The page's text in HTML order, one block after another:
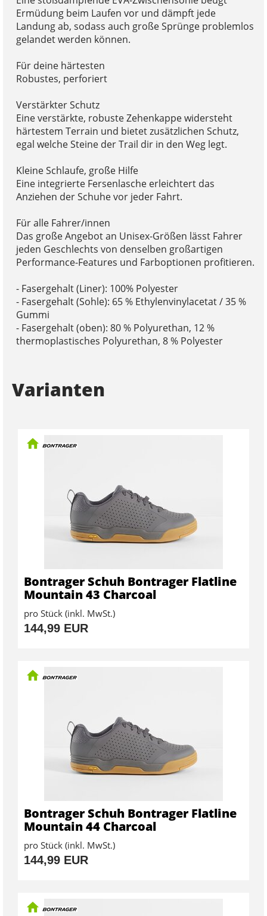
Ermüdung beim Laufen vor und dämpft jede
Landung ab, sodass auch große Sprünge problemlos
gelandet werden können.
Für deine härtesten
Robustes, perforiert
Verstärkter Schutz
Eine verstärkte, robuste Zehenkappe widersteht
härtestem Terrain und bietet zusätzlichen Schutz,
egal welche Steine der Trail dir in den Weg legt.
Kleine Schlaufe, große Hilfe
Eine integrierte Fersenlasche erleichtert das
Anziehen der Schuhe vor jeder Fahrt.
Für alle Fahrer/innen
Das große Angebot an Unisex-Größen lässt Fahrer
jeden Geschlechts von denselben großartigen
Performance-Features und Farboptionen profitieren.
- Fasergehalt (Liner): 100% Polyester
- Fasergehalt (Sohle): 65 % Ethylenvinylacetat / 35 %
Gummi
- Fasergehalt (oben): 80 % Polyurethan, 12 %
thermoplastisches Polyurethan, 8 % Polyester
Varianten
Bontrager Schuh Bontrager Flatline
Mountain 43 Charcoal
pro Stück (inkl. MwSt.)
144,99 EUR
Bontrager Schuh Bontrager Flatline
Mountain 44 Charcoal
pro Stück (inkl. MwSt.)
144,99 EUR